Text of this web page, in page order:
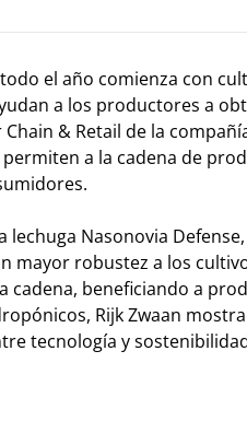
el año comienza con
a los productores a
& Retail de la
a la cadena de
lechuga Nasonovia
mayor robustez a los
cadena, beneficiando a
Rijk Zwaan
tecnología y